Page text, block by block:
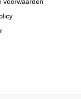
voorwaarden